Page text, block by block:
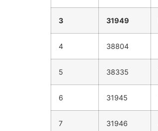
3 31949
4 38804
5 38335
6 31945
7 31946